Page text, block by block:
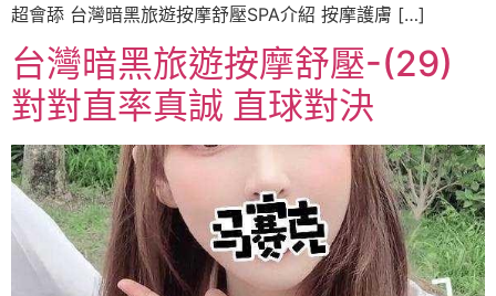
超會舔 台灣暗黑旅遊按摩舒壓SPA介紹 按摩護膚 […]
台灣暗黑旅遊按摩舒壓-(29)
對對直率真誠 直球對決